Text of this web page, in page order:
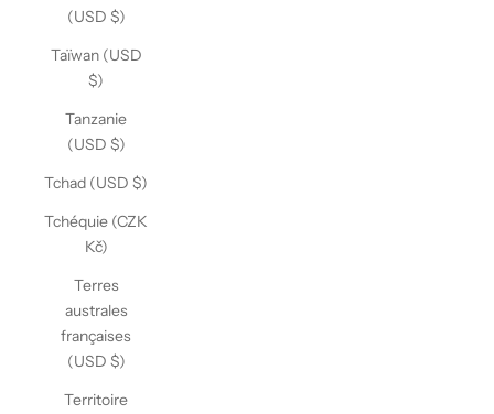
(USD $)
Taïwan (USD
$)
Tanzanie
(USD $)
Tchad (USD $)
Tchéquie (CZK
Kč)
Terres
australes
françaises
(USD $)
Territoire